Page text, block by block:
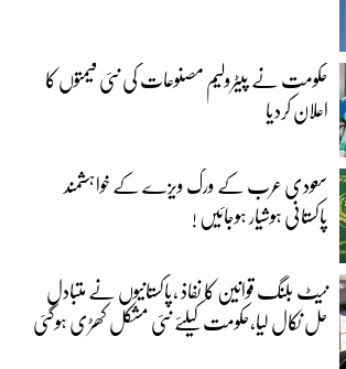
حکومت نے پیٹرولیم مصنوعات کی نئی قیمتوں کا
اعلان کردیا
سعودی عرب کے ورک ویزے کے خواہشمند
پاکستانی ہوشیار ہوجائیں !
نیٹ بلنگ قوانین کا نفاذ ،پاکستانیوں نے متبادل
حل نکال لیا،حکومت کیلئے نئی مشکل کھڑی ہوگئی